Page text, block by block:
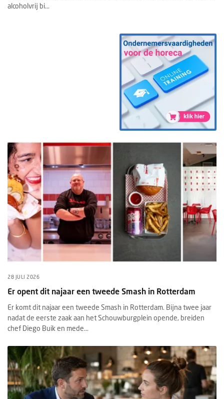
alcoholvrij bi...
28 JULI 2026
Er opent dit najaar een tweede Smash in Rotterdam
Er komt dit najaar een tweede Smash in Rotterdam. Bijna twee jaar
nadat de eerste zaak aan het Schouwburgplein opende, breiden
chef Diego Buik en mede...